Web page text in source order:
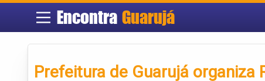
EncontraGuarujá
Prefeitura de Guarujá organiza